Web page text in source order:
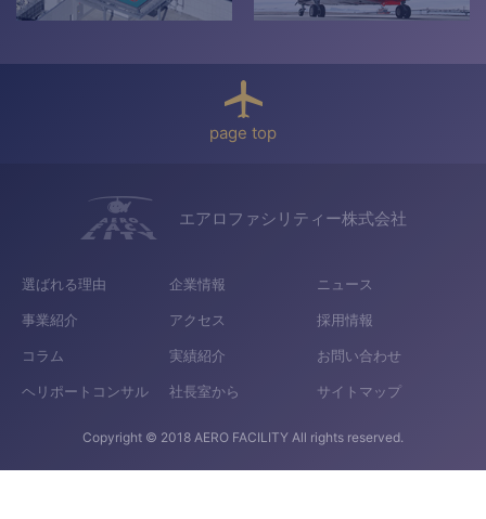
page top
エアロファシリティー株式会社
選ばれる理由 企業情報 ニュース
事業紹介 アクセス 採用情報
コラム 実績紹介 お問い合わせ
ヘリポートコンサル 社長室から サイトマップ
Copyright © 2018 AERO FACILITY All rights reserved.